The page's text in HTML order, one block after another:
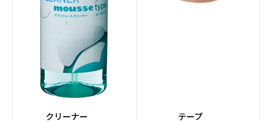
クリーナー テープ